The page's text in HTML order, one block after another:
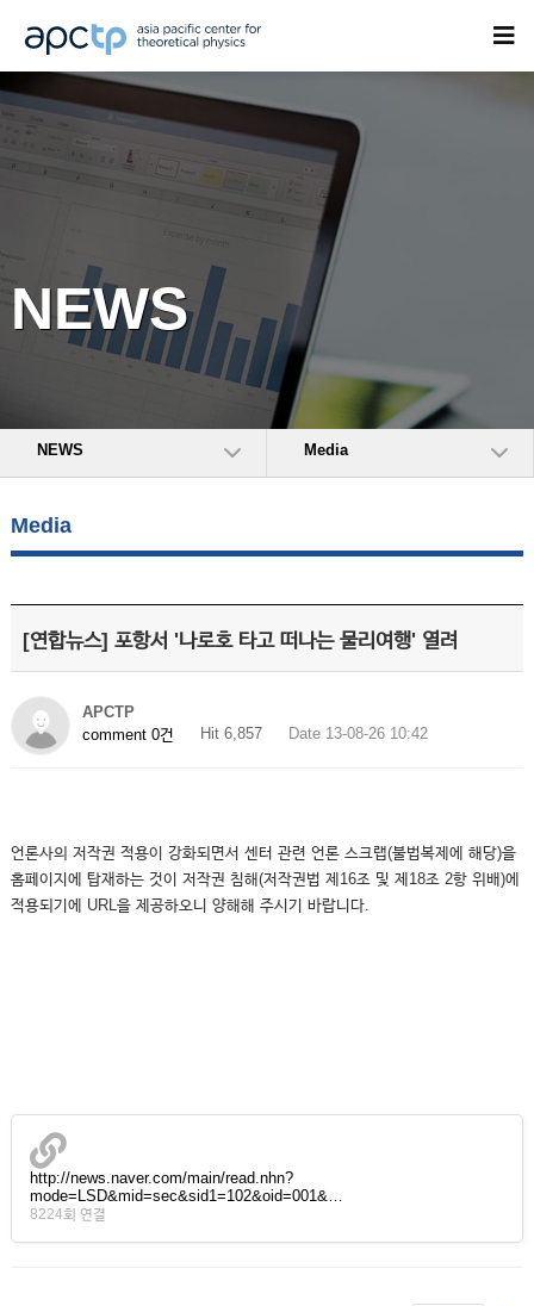
NEWS
NEWS Media
Media
[연합뉴스] 포항서 '나로호 타고 떠나는 물리여행' 열려
APCTP
comment 0건
Hit 6,857 Date 13-08-26 10:42
언론사의 저작권 적용이 강화되면서 센터 관련 언론 스크랩(불법복제에 해당)을
홈페이지에 탑재하는 것이 저작권 침해(저작권법 제16조 및 제18조 2항 위배)에
적용되기에 URL을 제공하오니 양해해 주시기 바랍니다.
http://news.naver.com/main/read.nhn?
mode=LSD&mid=sec&sid1=102&oid=001&…
8224회 연결